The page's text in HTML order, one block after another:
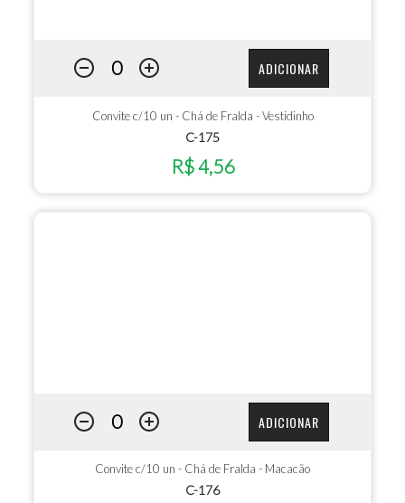
ADICIONAR
Convite c/10 un - Chá de Fralda - Vestidinho
C-175
R$ 4,56
ADICIONAR
Convite c/10 un - Chá de Fralda - Macacão
C-176